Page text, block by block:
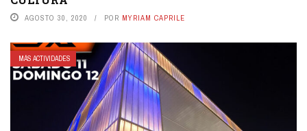
AGOSTO 30, 2020 POR MYRIAM CAPRILE
MÁS ACTIVIDADES